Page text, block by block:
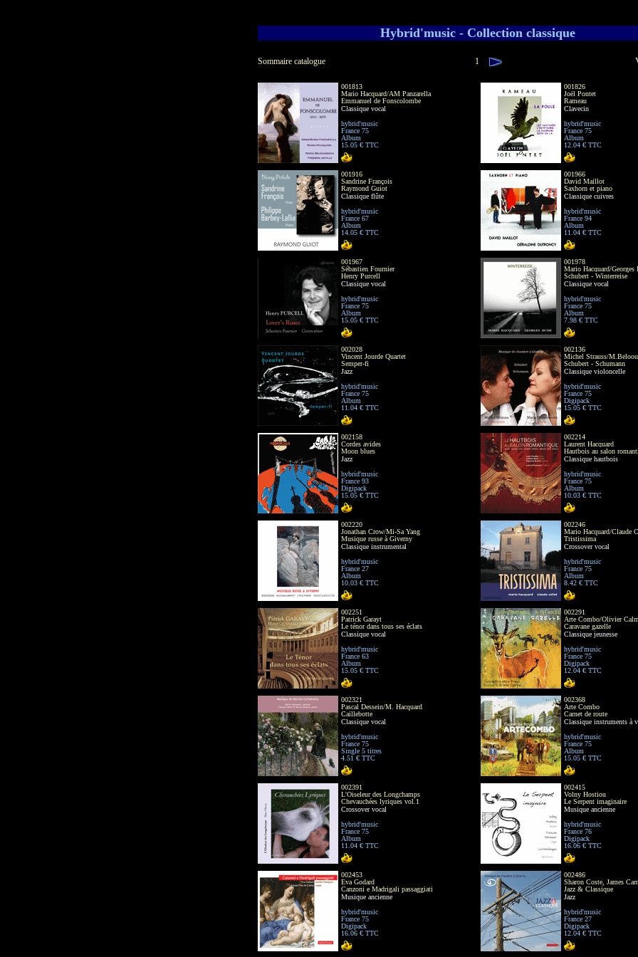
Sommaire catalogue 1
Hybrid'music - Collection classique
001813
Mario Hacquard/AM Panzarella
Emmanuel de Fonscolombe
Classique vocal
hybrid'music
France 75
Album
15.05 € TTC
001826
Joël Pontet
Rameau
Clavecin
hybrid'music
France 75
Album
12.04 € TTC
001916
Sandrine François
Raymond Guiot
Classique flûte
hybrid'music
France 67
Album
14.05 € TTC
001966
David Maillot
Saxhorn et piano
Classique cuivres
hybrid'music
France 94
Album
11.04 € TTC
001967
Sébastien Fournier
Henry Purcell
Classique vocal
hybrid'music
France 75
Album
15.05 € TTC
001978
Mario Hacquard/Georges
Schubert - Winterreise
Classique vocal
hybrid'music
France 75
Album
7.98 € TTC
002028
Vincent Jourde Quartet
Semper-fi
Jazz
hybrid'music
France 75
Album
11.04 € TTC
002136
Michel Strauss/
Schubert - Schumann
Classique violoncelle
hybrid'music
France 75
Digipack
15.05 € TTC
002158
Cordes avides
Moon blues
Jazz
hybrid'music
France 93
Digipack
15.05 € TTC
002214
Laurent Hacquard
Hautbois au salon
Classique hautbois
hybrid'music
France 75
Album
10.03 € TTC
002220
Jonathan Crow/Mi-Sa Yang
Musique russe à Giverny
Classique instrumental
hybrid'music
France 27
Album
10.03 € TTC
002246
Mario Hacquard/Claude
Tristissima
Crossover vocal
hybrid'music
France 75
Album
8.42 € TTC
002251
Patrick Garayt
Le ténor dans tous ses éclats
Classique vocal
hybrid'music
France 63
Album
15.05 € TTC
002291
Arte Combo/Olivier
Caravane gazelle
Classique jeunesse
hybrid'music
France 75
Digipack
12.04 € TTC
002321
Pascal Dessein/M. Hacquard
Caillebotte
Classique vocal
hybrid'music
France 75
Single 5 titres
4.51 € TTC
002368
Arte Combo
Carnet de route
Classique instruments à
hybrid'music
France 75
Album
15.05 € TTC
002391
L'Oiseleur des Longchamps
Chevauchées lyriques vol.1
Crossover vocal
hybrid'music
France 75
Album
11.04 € TTC
002415
Volny Hostiou
Le Serpent imaginaire
Musique ancienne
hybrid'music
France 76
Digipack
16.06 € TTC
002453
Eva Godard
Canzoni e Madrigali passaggiati
Musique ancienne
hybrid'music
France 75
Digipack
16.06 € TTC
002486
Sharon Coste, James
Jazz & Classique
Jazz
hybrid'music
France 27
Digipack
12.04 € TTC